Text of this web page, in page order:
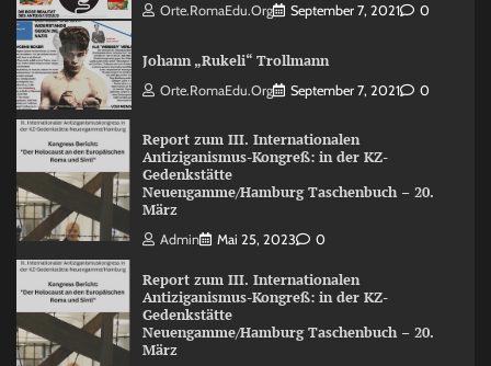
Orte.RomaEdu.org September 7, 2021 0
Johann „Rukeli“ Trollmann
Orte.RomaEdu.org September 7, 2021 0
Report zum III. Internationalen
Antiziganismus-Kongreß: in der KZ-
Gedenkstätte
Neuengamme/Hamburg Taschenbuch – 20.
März
Admin Mai 25, 2023 0
Report zum III. Internationalen
Antiziganismus-Kongreß: in der KZ-
Gedenkstätte
Neuengamme/Hamburg Taschenbuch – 20.
März